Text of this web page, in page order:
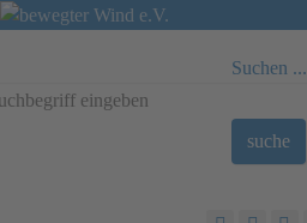
Suchen ...
suche